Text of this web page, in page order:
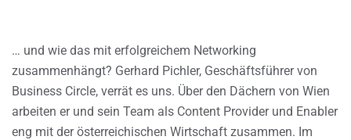
… und wie das mit erfolgreichem Networking
zusammenhängt? Gerhard Pichler, Geschäftsführer von
Business Circle, verrät es uns. Über den Dächern von Wien
arbeiten er und sein Team als Content Provider und Enabler
eng mit der österreichischen Wirtschaft zusammen. Im